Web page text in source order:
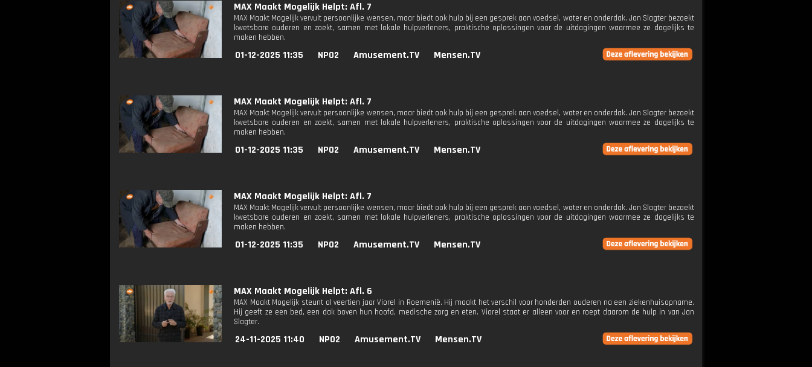
MAX Maakt Mogelijk Helpt: Afl. 7
MAX Maakt Mogelijk vervult persoonlijke wensen, maar biedt ook hulp bij een gesprek aan voedsel, water en onderdak. Jan Slagter bezoekt
kwetsbare ouderen en zoekt, samen met lokale hulpverleners, praktische oplossingen voor de uitdagingen waarmee ze dagelijks te
maken hebben.
01-12-2025 11:35 NPO2 Amusement.TV Mensen.TV
MAX Maakt Mogelijk Helpt: Afl. 7
MAX Maakt Mogelijk vervult persoonlijke wensen, maar biedt ook hulp bij een gesprek aan voedsel, water en onderdak. Jan Slagter bezoekt
kwetsbare ouderen en zoekt, samen met lokale hulpverleners, praktische oplossingen voor de uitdagingen waarmee ze dagelijks te
maken hebben.
01-12-2025 11:35 NPO2 Amusement.TV Mensen.TV
MAX Maakt Mogelijk Helpt: Afl. 7
MAX Maakt Mogelijk vervult persoonlijke wensen, maar biedt ook hulp bij een gesprek aan voedsel, water en onderdak. Jan Slagter bezoekt
kwetsbare ouderen en zoekt, samen met lokale hulpverleners, praktische oplossingen voor de uitdagingen waarmee ze dagelijks te
maken hebben.
01-12-2025 11:35 NPO2 Amusement.TV Mensen.TV
MAX Maakt Mogelijk Helpt: Afl. 6
MAX Maakt Mogelijk steunt al veertien jaar Viorel in Roemenië. Hij maakt het verschil voor honderden ouderen na een ziekenhuisopname.
Hij geeft ze een bed, een dak boven hun hoofd, medische zorg en eten. Viorel staat er alleen voor en roept daarom de hulp in van Jan
Slagter.
24-11-2025 11:40 NPO2 Amusement.TV Mensen.TV